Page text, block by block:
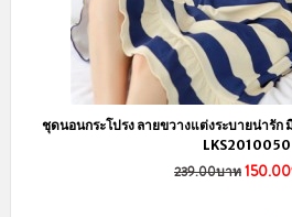
ชุดนอนกระโปรง ลายขวางแต่งระบายน่ารัก
LKS2010050
239.00บาท